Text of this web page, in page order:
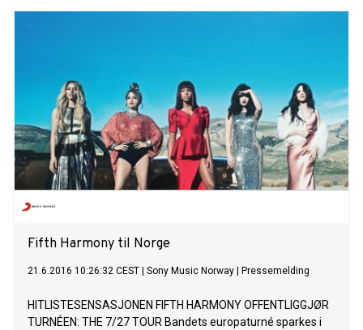
låta med henne og dere i dag,» sier lille Caesar selv om
utgivelsen. Med låter som «hva om jeg slutta å bry meg»,
«brenner» og «hvem kan seile foruten vind?» feat. Tobias
Sten (over 4,7 millioner streams, #2 på Spotify og 7200
brukerskapte videoer på TikTok), har lille Caesar for lengst
etablert seg som en av de mest særegne og tydelige
stemmene i ny nor
Fifth Harmony til Norge
21.6.2016 10:26:32 CEST Sony Music Norway Pressemelding
HITLISTESENSASJONEN FIFTH HARMONY OFFENTLIGGJØR
TURNÉEN: THE 7/27 TOUR Bandets europaturné sparkes i